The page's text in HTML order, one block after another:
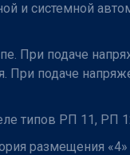
и системной
При подаче
подаче
типов РП 11, РП
размещения